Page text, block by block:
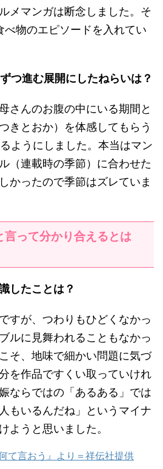
メマンガは断念しました。そ
べ物のエピソードを入れてい
進む展開にしたねらいは？
さんのお腹の中にいる期間と
きとおか）を体感してもらう
ようにしました。本当はマン
（連載時の季節）に合わせた
かったので季節はズレていま
言って分かり合えるとは
したことは？
すが、つわりもひどくなかっ
ルに見舞われることもなかっ
そ、地味で細かい問題に気づ
を作品ですくい取っていけれ
ならではの「あるある」では
もいるんだね」というマイナ
ようと思いました。